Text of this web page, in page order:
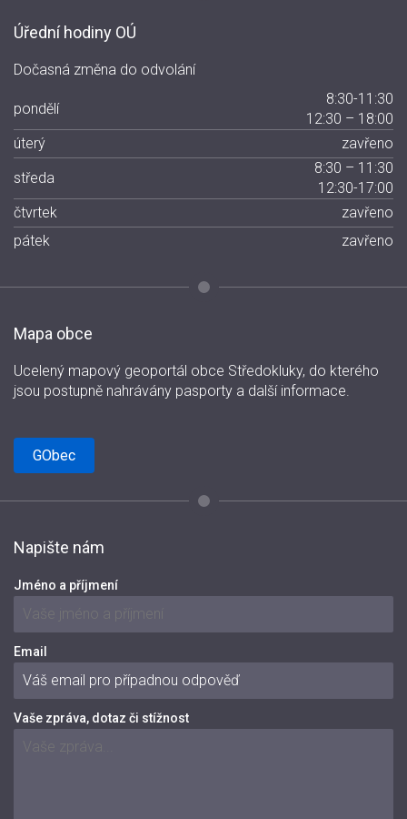
Úřední hodiny OÚ
Dočasná změna do odvolání
pondělí
8:30-11:30
12:30 – 18:00
úterý
zavřeno
středa
8:30 – 11:30
12:30-17:00
čtvrtek
zavřeno
pátek
zavřeno
Mapa obce
Ucelený mapový geoportál obce Středokluky, do kterého
jsou postupně nahrávány pasporty a další informace.
GObec
Napište nám
Jméno a příjmení
Email
Vaše zpráva, dotaz či stížnost